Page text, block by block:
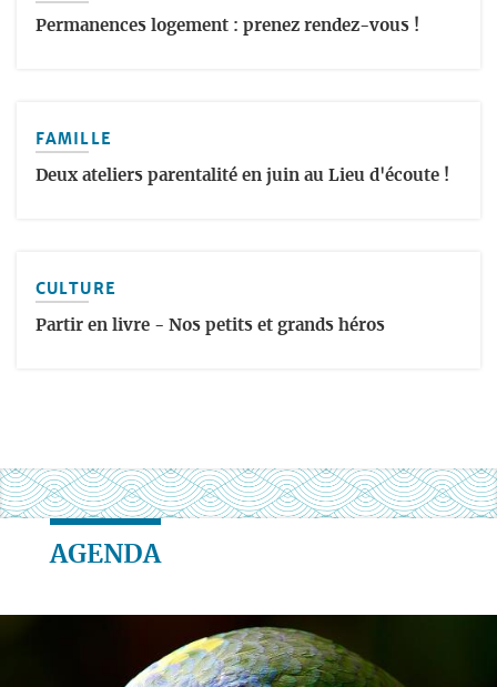
Permanences logement : prenez rendez-vous !
FAMILLE
Deux ateliers parentalité en juin au Lieu d'écoute !
CULTURE
Partir en livre - Nos petits et grands héros
AGENDA